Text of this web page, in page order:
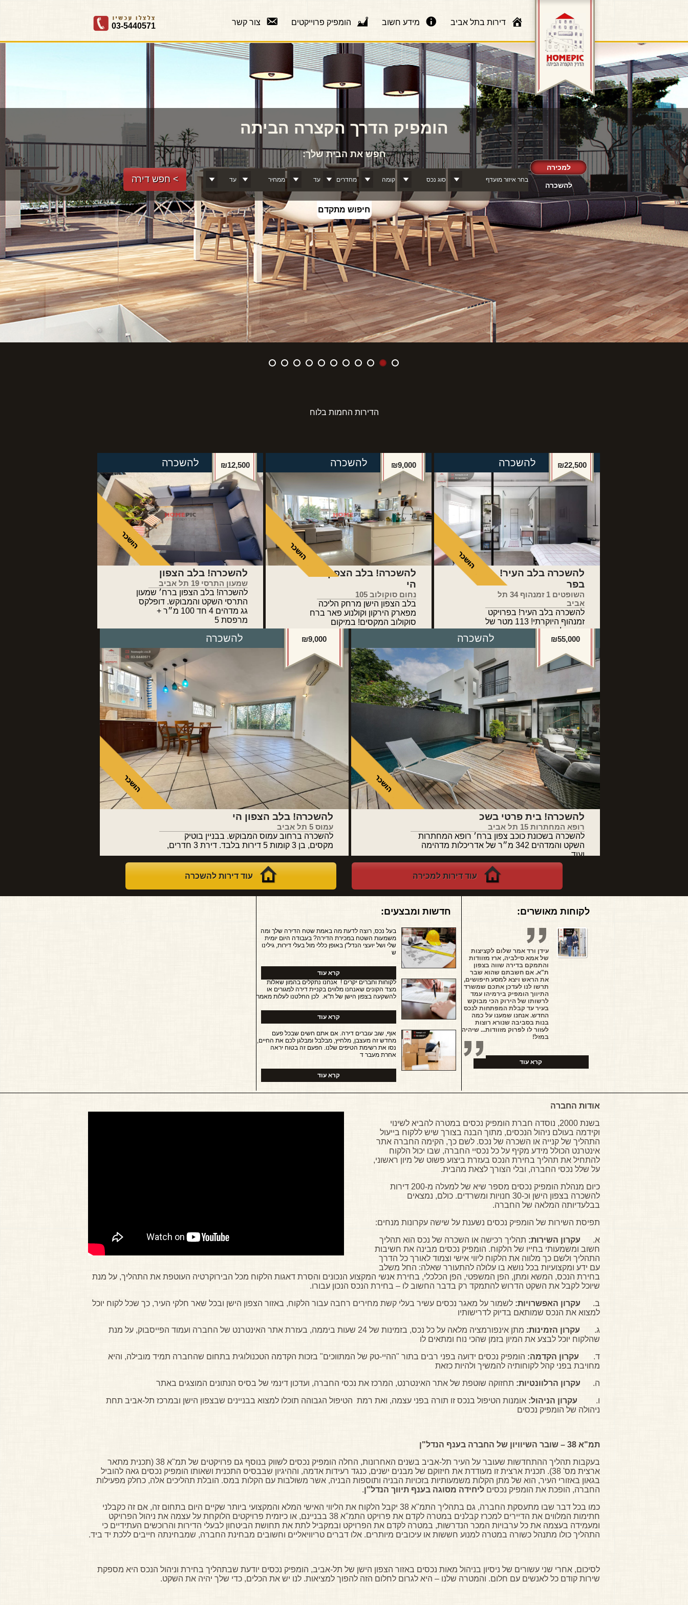
דירות בתל אביב מידע חשוב הומפיק פרוייקטים צור קשר 03-5440571
הומפיק הדרך הקצרה הביתה - המשרד המוביל בניהול, מכירה
חפש את הבית שלך:
למכירה
להשכרה
> חפש דירה
חיפוש מתקדם
הדירות החמות בלוח
להשכרה ₪9,000
להשכרה! בלב הצפון הי
עמוס 5 תל אביב
להשכרה ברחוב עמוס המבוקש. בבניין בוטיק
מקסים, בן 3 קומות 5 דירות בלבד. דירת 3 חדרים,
להשכרה ₪55,000
להשכרה! בית פרטי בשכ
רופא המחתרות 15 תל אביב
להשכרה בשכונת כוכב צפון ברח׳ רופא המחתרות
השקט והמדהים 342 מ״ר של אדריכלות מדהימה
ועוד
להשכרה ₪12,500
שמעון התרסי 19 תל אביב
‏‎להשכרה! בלב הצפון ברח׳ שמעון
התרסי השקט והמבוקש. דופלקס
גג מדהים 4 חד 100 מ״ר +
מרפסת 5
להשכרה ₪9,000
להשכרה! בלב הצפון
הי
נחום סוקולוב 105
בלב הצפון הישן מרחק הליכה
מפארק הירקון וקולנוע פאר ברח
סוקולוב המקסים! במיקום
המבוקש
להשכרה ₪22,500
להשכרה בלב העיר!
בפר
השופטים 1 זמנהוף 34 תל
אביב
להשכרה בלב העיר! בפרויקט
זמנהוף היוקרתי! 113 מטר של
אדריכלות מדהימה... דירת
באוהאוס
עוד דירות למכירה עוד דירות להשכרה
לקוחות מאושרים:
עידן ורד אמר שלום לקציצות
של אמא סילביה, ארז מזוודות
והתמקם בדירה שווה בצפון
ת"א. אם חשבתם שהוא שבר
את הראש ויצא למסע חיפושים,
תרשו לנו לעדכן אתכם שמשרד
התיווך הומפיק בירמיהו עמד
לרשותו של הירוק הכי מבוקש
בעיר עד קבלת המפתחות לנכס
החדש. אנחנו שמענו על כמה
בנות בסביבה שנורא רוצות
לעזור לו לפרוק מזוודות... שיהיה
במזל!
קרא עוד
חדשות ומבצעים:
בעל נכס, רוצה לדעת מה באמת שטח הדירה שלך ומה
משמעות השטח במכירת הדירה? בעבודה היום יומית
שלי ושל יועצי הנדל"ן באופן כללי מול בעלי דירות, גילינו
ש
קרא עוד
לקוחות וחברים יקרים ! אנחנו נתקלים בהמון שאלות
מצד הקונים שאנחנו מלווים בקניית דירה למגורים או
להשקעה בצפון הישן של ת"א. לכן החלטנו לעלות מאמר
קרא עוד
אוף, שוב עוברים דירה. אם אתם חשים שבכל פעם
מחדש זה מעצבן, מלחיץ, מבלבל ומבלגן לכם את החיים,
נסו את רשימת הטיפים שלנו. הפעם זה בטוח יראה
אחרת מעבר ד
קרא עוד
אודות החברה
בשנת 2000, נוסדה חברת הומפיק נכסים במטרה להביא לשינוי
וקידמה בעולם ניהול הנכסים, מתוך הבנה בצורך שיש ללקוח בייעול
התהליך של קנייה או השכרה של נכס. לשם כך, הקימה החברה אתר
אינטרנט הכולל מידע מקיף על כל נכסיי החברה, שבו יכול הלקוח
להתחיל את תהליך בחירת הנכס בעזרת ביצוע פשוט של מיון ראשוני,
על שלל נכסי החברה, ובלי הצורך לצאת מהבית.
כיום מנהלת הומפיק נכסים מספר שיא של למעלה מ-200 דירות
להשכרה בצפון הישן וכ-30 חנויות ומשרדים. כולם, נמצאים
בבלעדיותה המלאה של החברה.
תפיסת השירות של הומפיק נכסים נשענת על שישה עקרונות מנחים:
א. עקרון השירות: תהליך רכישה או השכרה של נכס הוא תהליך
חשוב ומשמעותי בחייו של הלקוח. הומפיק נכסים מבינה את חשיבות
התהליך ולשם כך מלווה את הלקוח ליווי אישי וצמוד לאורך כל הדרך
עם ידע ומקצועיות בכל נושא בו עלולה להתעורר שאלה: החל משלב
בחירת הנכס, המשא ומתן, הפן המשפטי, הפן הכלכלי, בחירת אנשי המקצוע הנכונים והסרת דאגות הלקוח מכל הבירוקרטיה העוטפת את התהליך, על מנת
שיוכל לקבל את השקט הדרוש להתמקד רק בדבר החשוב לו – בחירת הנכס הנכון עבורו.
ב. עקרון האפשרויות: לשמור על מאגר נכסים עשיר בעלי קשת מחירים רחבה עבור הלקוח, באזור הצפון הישן ובכל שאר חלקי העיר, כך שכל לקוח יוכל
למצוא את הנכס שמותאם בדיוק לדרישותיו
ג. עקרון הזמינות:
מתן אינפורמציה מלאה על כל נכס, בזמינות של 24 שעות ביממה, בעזרת אתר האינטרנט של החברה ועמוד הפייסבוק, על מנת
שהלקוח יוכל לבצע את המיון בזמן שהכי נוח ומתאים לו
ד. עקרון הקדמה: הומפיק נכסים ידועה בפני רבים בתור "ההיי-טק של המתווכים" בזכות הקדמה הטכנולוגית בתחום שהחברה תמיד מובילה, והיא
מחויבת בפני קהל לקוחותיה להמשיך ולהיות כזאת
ה. עקרון הרלוונטיות: תחזוקה שוטפת של אתר האינטרנט, המרכז את נכסי החברה, ועדכון דינמי של בסיס הנתונים המוצגים באתר
ו. עקרון הניהול: אומנות הטיפול בנכס זו תורה בפני עצמה, ואת רמת הטיפול הגבוהה תוכלו למצוא בבניינים שבצפון הישן ובמרכז תל-אביב תחת
ניהולה של הומפיק נכסים
תמ"א 38 – שובר השיוויון של החברה בענף הנדל"ן
בעקבות תהליך ההתחדשות שעובר על העיר תל-אביב בשנים האחרונות, החלה הומפיק נכסים לשווק בנוסף גם פרויקטים של תמ"א 38 (תכנית מתאר
ארצית מס' 38). תכנית ארצית זו מעודדת את חיזוקם של מבנים ישנים, כנגד רעידות אדמה, וההיגיון שבבסיס התכנית ושאותו הומפיק נכסים גאה להוביל
בגאון באזורי העיר, הוא של מתן הקלות משמעותיות בזכויות הבניה ותוספות הבניה, אשר משולבות עם הקלות במס. הובלת תהליכים אלה, כחלק מפעילות
החברה, הופכת את הומפיק נכסים ליחידה מסוגה בענף תיווך הנדל"ן.
כמו בכל דבר שבו מתעסקת החברה, גם בתהליך התמ"א 38 יקבל הלקוח את הליווי האישי המלא והמקצועי ביותר שקיים היום בתחום זה, אם זה כקבלני
חתימות המלווים את הדיירים למכרז קבלנים במטרה לקדם את פרויקט התמ"א 38 בבניינם, או כיזמית פרויקטים הלוקחת על עצמה את ניהול הפרויקט
ומעמידה בעצמה את כל ערבויות המכר הנדרשות, במטרה לקדם את הפרויקט ובמקביל לתת את תחושת הביטחון לבעלי הדירות והרוכשים העתידיים כי
התהליך כולו מתנהל כשורה במטרה למנוע חששות או עיכובים מיותרים. אלו דברים טריוויאליים וחשובים מבחינת החברה, שמבחינתה חייבים ללכת יד ביד.
לסיכום, אחרי שני עשורים של ניסיון בניהול מאות נכסים באזור הצפון הישן של תל-אביב, הומפיק נכסים יודעת שבתהליך בחירת וניהול הנכס היא מספקת
שירות קודם כל לאנשים עם חלום. והמטרה שלנו – היא לגרום לחלום הזה להפוך למציאות. לנו יש את הכלים, כדי שלך יהיה את השקט.